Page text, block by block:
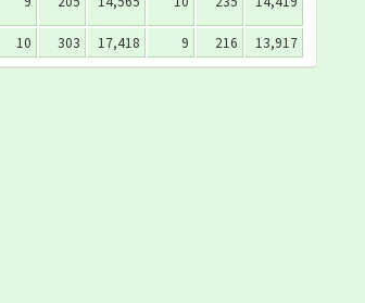
10 303 17,418 9 216 13,917